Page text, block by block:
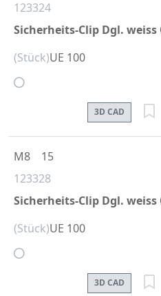
123324
Sicherheits-Clip Dgl.
(Stück)UE 100
3D CAD
123328
Sicherheits-Clip Dgl.
M8 15
(Stück)UE 100
3D CAD